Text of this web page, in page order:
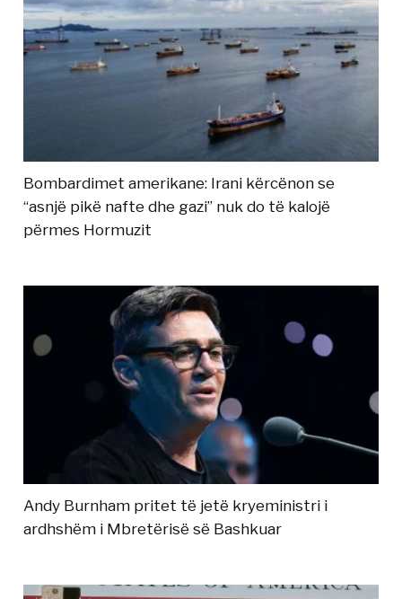
Bombardimet amerikane: Irani kërcënon se
“asnjë pikë nafte dhe gazi” nuk do të kalojë
përmes Hormuzit
Andy Burnham pritet të jetë kryeministri i
ardhshëm i Mbretërisë së Bashkuar